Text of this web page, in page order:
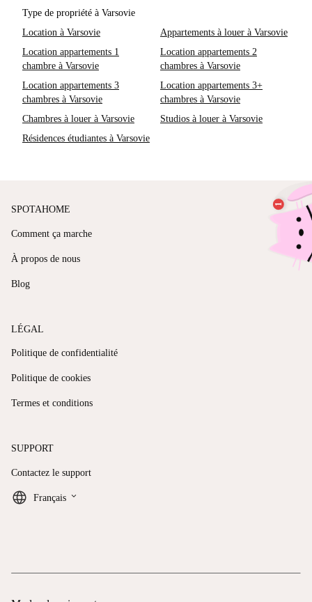
Type de propriété à Varsovie
Location à Varsovie
Appartements à louer à Varsovie
Location appartements 1
chambre à Varsovie
Location appartements 2
chambres à Varsovie
Location appartements 3
chambres à Varsovie
Location appartements 3+
chambres à Varsovie
Chambres à louer à Varsovie
Studios à louer à Varsovie
Résidences étudiantes à Varsovie
SPOTAHOME
Comment ça marche
À propos de nous
Blog
LÉGAL
Politique de confidentialité
Politique de cookies
Termes et conditions
SUPPORT
Contactez le support
Français keyboard_arrow_down